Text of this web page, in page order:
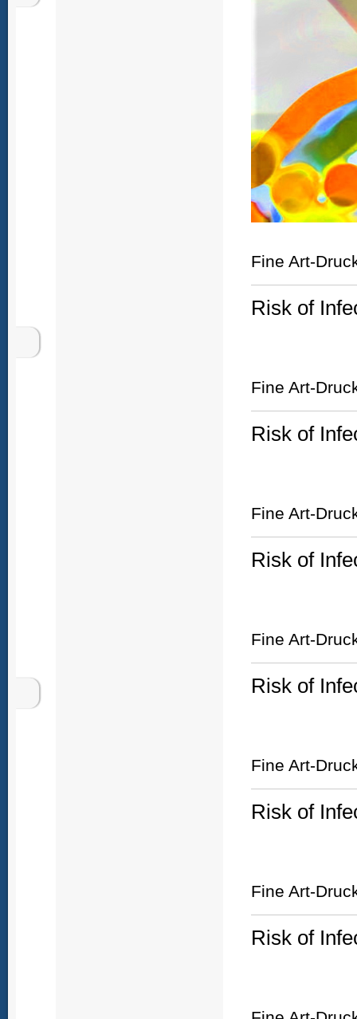
Fine Art-
Risk of
Fine Art-
Risk of
Fine Art-
Risk of
Fine Art-
Risk of
Fine Art-
Risk of
Fine Art-
Risk of